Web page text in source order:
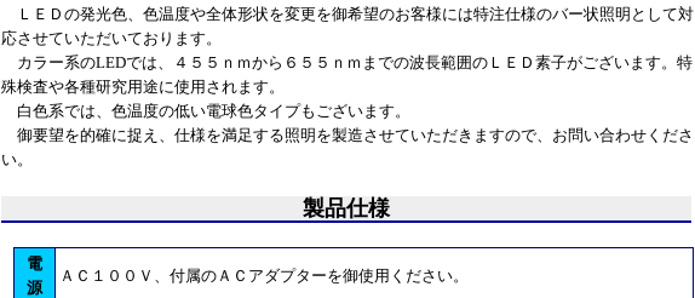
ＬＥＤの発光色、色温度や全体形状を変更を御希望のお客様には特注仕様のバー状照明として対
応させていただいております。
カラー系のLEDでは、４５５ｎｍから６５５ｎｍまでの波長範囲のＬＥＤ素子がございます。特
殊検査や各種研究用途に使用されます。
白色系では、色温度の低い電球色タイプもございます。
御要望を的確に捉え、仕様を満足する照明を製造させていただきますので、お問い合わせくださ
い。
製品仕様
電
源
ＡＣ１００Ｖ、付属のＡＣアダプターを御使用ください。